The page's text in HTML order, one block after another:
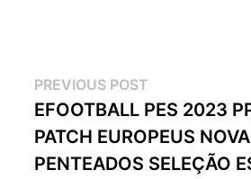
Navegação
de
artigos
PREVIOUS POST
post:
EFOOTBALL PES 2023
PATCH EUROPEUS
PENTEADOS SELEÇÃO